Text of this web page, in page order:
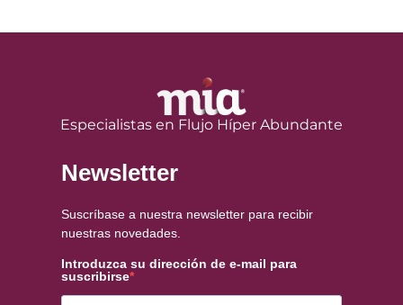
Especialistas en Flujo Híper Abundante
Newsletter
Suscríbase a nuestra newsletter para recibir
nuestras novedades.
Introduzca su dirección de e-mail para
suscribirse